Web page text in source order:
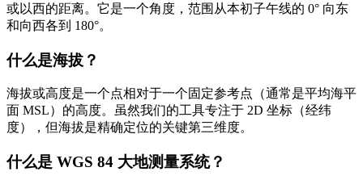
或以西的距离。它是一个角度，范围从本初子午线的 0° 向东
和向西各到 180°。
什么是海拔？
海拔或高度是一个点相对于一个固定参考点（通常是平均海平
面 MSL）的高度。虽然我们的工具专注于 2D 坐标（经纬
度），但海拔是精确定位的关键第三维度。
什么是 WGS 84 大地测量系统？